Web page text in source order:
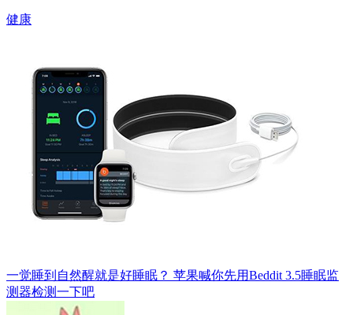
健康
一觉睡到自然醒就是好睡眠？ 苹果喊你先用Beddit 3.5睡眠监
测器检测一下吧